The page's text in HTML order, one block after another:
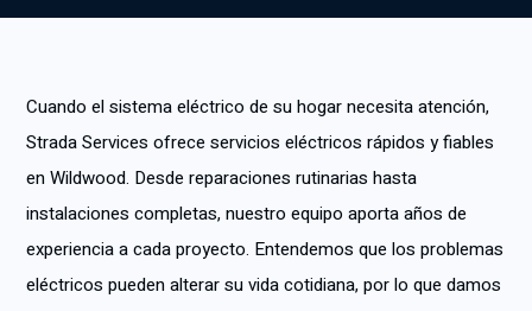
Cuando el sistema eléctrico de su hogar necesita atención,
Strada Services ofrece servicios eléctricos rápidos y fiables
en Wildwood. Desde reparaciones rutinarias hasta
instalaciones completas, nuestro equipo aporta años de
experiencia a cada proyecto. Entendemos que los problemas
eléctricos pueden alterar su vida cotidiana, por lo que damos